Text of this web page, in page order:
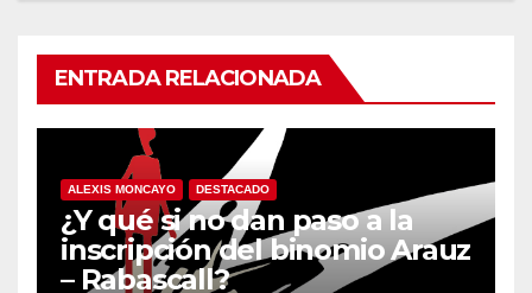
ENTRADA RELACIONADA
ALEXIS MONCAYO DESTACADO
¿Y qué si no dan paso a la
inscripción del binomio Arauz
– Rabascall?